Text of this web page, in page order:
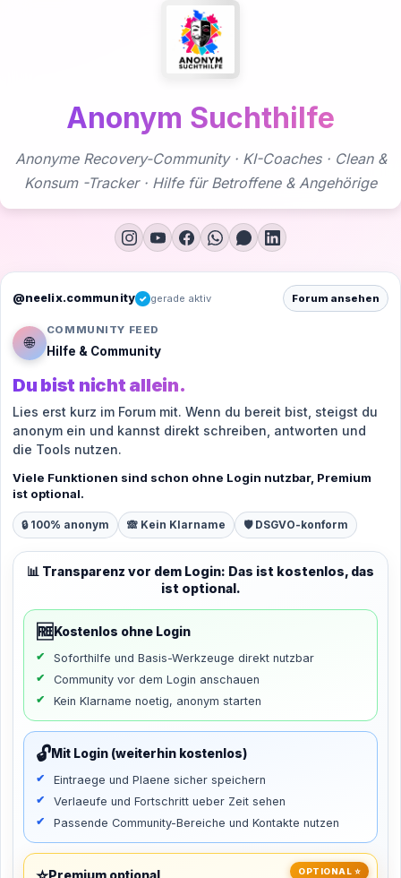
Anonym Suchthilfe
Anonyme Recovery-Community · KI-Coaches · Clean &
Konsum -Tracker · Hilfe für Betroffene & Angehörige
@neelix.community ✓ gerade aktiv Forum ansehen
🌐
COMMUNITY FEED
Hilfe & Community
Du bist nicht allein.
Lies erst kurz im Forum mit. Wenn du bereit bist, steigst du
anonym ein und kannst direkt schreiben, antworten und
die Tools nutzen.
Viele Funktionen sind schon ohne Login nutzbar, Premium
ist optional.
🔒 100% anonym 🙈 Kein Klarname 🛡️ DSGVO-konform
📊 Transparenz vor dem Login: Das ist kostenlos, das
ist optional.
🆓 Kostenlos ohne Login
Soforthilfe und Basis-Werkzeuge direkt nutzbar
Community vor dem Login anschauen
Kein Klarname noetig, anonym starten
🔓Mit Login (weiterhin kostenlos)
Eintraege und Plaene sicher speichern
Verlaeufe und Fortschritt ueber Zeit sehen
Passende Community-Bereiche und Kontakte nutzen
OPTIONAL ⭐